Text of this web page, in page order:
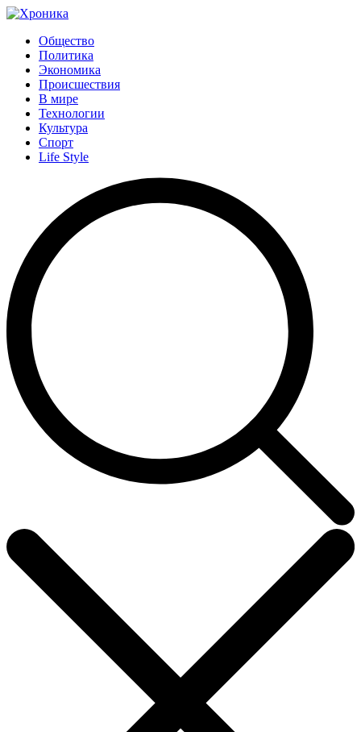
Общество
Политика
Экономика
Происшествия
В мире
Технологии
Культура
Спорт
Life Style